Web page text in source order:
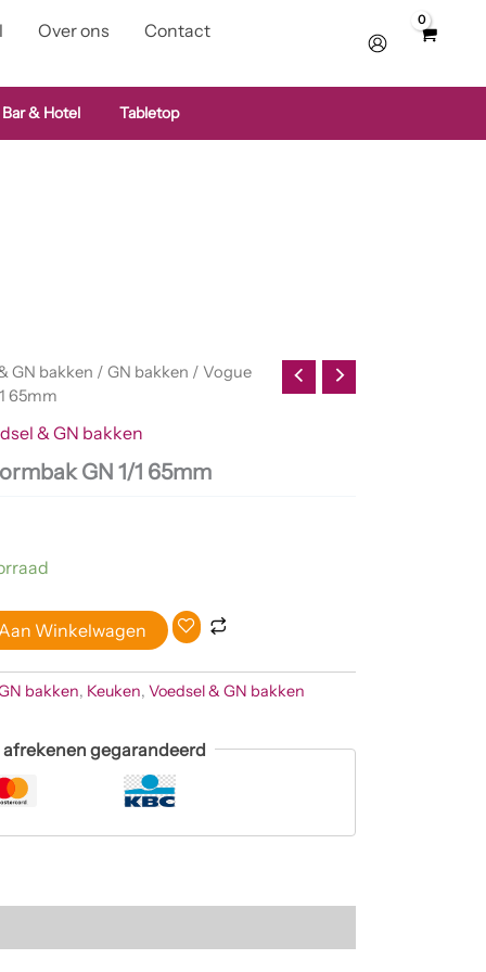
Over ons Contact
& Hotel Tabletop
GN bakken /GN bakken / Vogue
65mm
& GN bakken
GN 1/1 65mm
Winkelwagen
bakken, Keuken,Voedsel & GN bakken
gegarandeerd